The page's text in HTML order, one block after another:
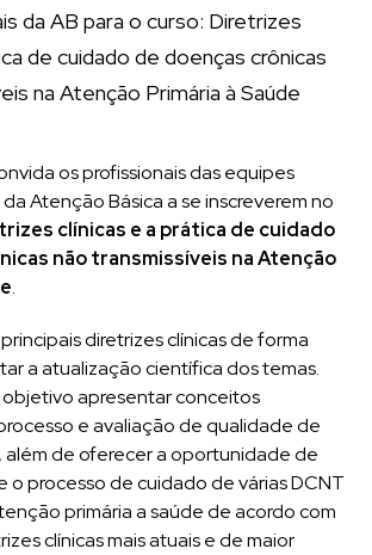
os profissionais das equipes
Atenção Básica a se inscreverem no
clínicas e a prática de cuidado
não transmissíveis na Atenção
.
diretrizes clínicas de forma
a atualização científica dos temas.
objetivo apresentar conceitos
e avaliação de qualidade de
além de oferecer a oportunidade de
o processo de cuidado de várias DCNT
primária a saúde de acordo com
clínicas mais atuais e de maior